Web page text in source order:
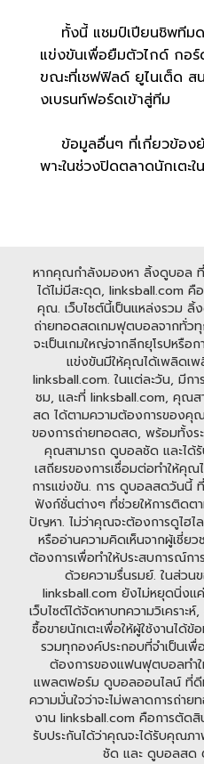
ทั้งนี้ แชมป์เปียนชิพทีมด
แข่งขันเพื่อยืมตัวไกด์ กอ
ขณะที่เชฟฟิลด์ ยูไนเต็ด ส
งเบรนท์ฟอร์ดเข้าสู่ทีม
ข้อมูลอื่นๆ ที่เกี่ยวข้อง
พาะในช่วงปิดตลาดนักเตะ
หากคุณกำลังมองหา ลิ้งดูบอล ที่
ได้ไม่มีสะดุด, linksball.com
คุณ. เว็บไซต์นี้เป็นแหล่งรวม ลิ้
ถ่ายทอดสดเกมฟุตบอลจากทั่วทุ
จะเป็นเกมใหญ่จากลีกยุโรปหรือ
แข่งขันมีให้คุณได้เพลิดเ
linksball.com. ในแต่ละวัน, มีก
ชม, และที่ linksball.com, คุณส
สด ได้ตามความต้องการของคุ
ของการถ่ายทอดสด, พร้อมทั้งร
คุณสามารถ ดูบอลชัด และได้
เสถียรของการเชื่อมต่อทำให้คุ
การแข่งขัน. การ ดูบอลสดวันนี้
ฟังก์ชั่นต่างๆ ที่ช่วยให้การติดต
ปัญหา. ไม่ว่าคุณจะต้องการดูไฮ
หรืออ่านความคิดเห็นจากผู้เชี่
ต้องการเพื่อทำให้ประสบการณ์
ด้วยความรื่นรมย์. ในส่ว
linksball.com ยังไม่หยุดนิ่งแ
เว็บไซต์ได้จัดหาบทความวิเคราะ
ซื้อขายนักเตะเพื่อให้ผู้ใช้งานได้
รวมทุกองค์ประกอบที่จำเป็นเ
ต้องการของแฟนฟุตบอลทำใ
แพลตฟอร์ม ดูบอลออนไลน์ ที่ดี
ความมั่นใจว่าจะไม่พลาดการถ่า
งาน linksball.com คือการตัดสิ
รับประกันได้ว่าคุณจะได้รับคุณภ
ชัด และ ดูบอลสด